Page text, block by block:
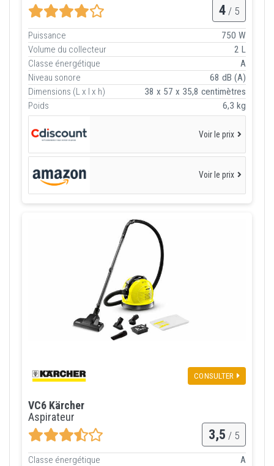
4 / 5
Puissance
750 W
Volume du collecteur
2 L
Classe énergétique
A
Niveau sonore
68 dB (A)
Dimensions (L x l x h)
38 x 57 x 35,8 centimètres
Poids
6,3 kg
Voir le prix
Voir le prix
CONSULTER
VC6 Kärcher
Aspirateur
3,5 / 5
Classe énergétique
A